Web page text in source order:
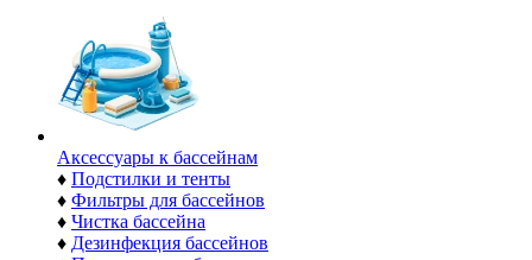
Аксессуары к бассейнам
♦ Подстилки и тенты
♦ Фильтры для бассейнов
♦ Чистка бассейна
♦ Дезинфекция бассейнов